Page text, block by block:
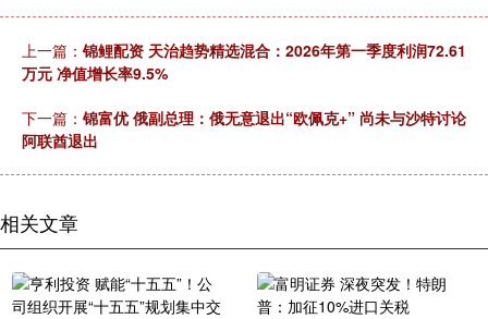
上一篇： 锦鲤配资 天治趋势精选混合：2026年第一季度利润72.61
万元 净值增长率9.5%
下一篇： 锦富优 俄副总理：俄无意退出“欧佩克+” 尚未与沙特讨论
阿联酋退出
相关文章